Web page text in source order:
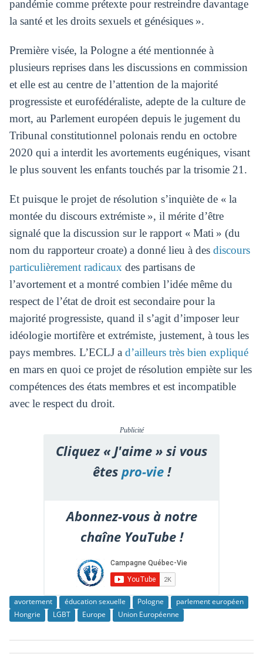
pandémie comme prétexte pour restreindre davantage
la santé et les droits sexuels et génésiques ».
Première visée, la Pologne a été mentionnée à
plusieurs reprises dans les discussions en commission
et elle est au centre de l’attention de la majorité
progressiste et eurofédéraliste, adepte de la culture de
mort, au Parlement européen depuis le jugement du
Tribunal constitutionnel polonais rendu en octobre
2020 qui a interdit les avortements eugéniques, visant
le plus souvent les enfants touchés par la trisomie 21.
Et puisque le projet de résolution s’inquiète de « la
montée du discours extrémiste », il mérite d’être
signalé que la discussion sur le rapport « Mati » (du
nom du rapporteur croate) a donné lieu à des discours
particulièrement radicaux des partisans de
l’avortement et a montré combien l’idée même du
respect de l’état de droit est secondaire pour la
majorité progressiste, quand il s’agit d’imposer leur
idéologie mortifère et extrémiste, justement, à tous les
pays membres. L’ECLJ a d’ailleurs très bien expliqué
en mars en quoi ce projet de résolution empiète sur les
compétences des états membres et est incompatible
avec le respect du droit.
Publicité
Cliquez « J'aime » si vous
êtespro-vie!
Abonnez-vous à notre
chaîne YouTube !
avortement éducation sexuelle Pologne
parlement européen
Hongrie
LGBT Europe Union Européenne